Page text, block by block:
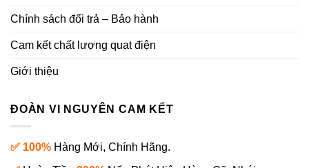
Chính sách đổi trả – Bảo hành
Cam kết chất lượng quạt điện
Giới thiệu
ĐOÀN VI NGUYÊN CAM KẾT
✅ 100% Hàng Mới, Chính Hãng.